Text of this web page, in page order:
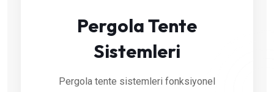
Pergola Tente
Sistemleri
Pergola tente sistemleri fonksiyonel